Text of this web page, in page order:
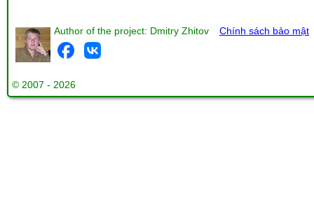
Author of the project: Dmitry Zhitov
© 2007 - 2026
Chính sách bảo mật